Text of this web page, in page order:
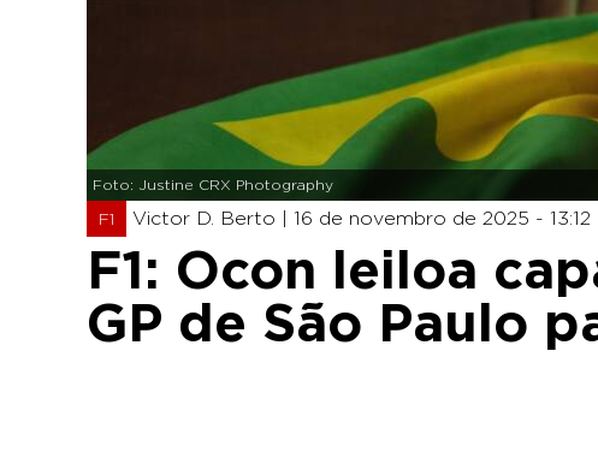
Foto: Justine CRX Photography
F1 Victor D. Berto | 16 de novembro de 2025 - 13:12
F1: Ocon leiloa
GP de São Paulo